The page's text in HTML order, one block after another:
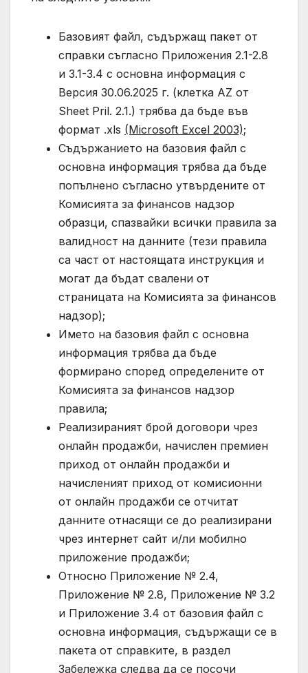
Базовият файл, съдържащ пакет от
справки съгласно Приложения 2.1-2.8
и 3.1-3.4 с основна информация с
Версия 30.06.2025 г. (клетка AZ от
Sheet Pril. 2.1.) трябва да бъде във
формат .xls (Microsoft Excel 2003);
Съдържанието на базовия файл с
основна информация трябва да бъде
попълнено съгласно утвърдените от
Комисията за финансов надзор
образци, спазвайки всички правила за
валидност на данните (тези правила
са част от настоящата инструкция и
могат да бъдат свалени от
страницата на Комисията за финансов
надзор);
Името на базовия файл с основна
информация трябва да бъде
формирано според определените от
Комисията за финансов надзор
правила;
Реализираният брой договори чрез
онлайн продажби, начислен премиен
приход от онлайн продажби и
начисленият приход от комисионни
от онлайн продажби се отчитат
данните отнасящи се до реализирани
чрез интернет сайт и/ли мобилно
приложение продажби;
Относно Приложение № 2.4,
Приложение № 2.8, Приложение № 3.2
и Приложение 3.4 от базовия файл с
основна информация, съдържащи се в
пакета от справките, в раздел
Забележка следва да се посочи